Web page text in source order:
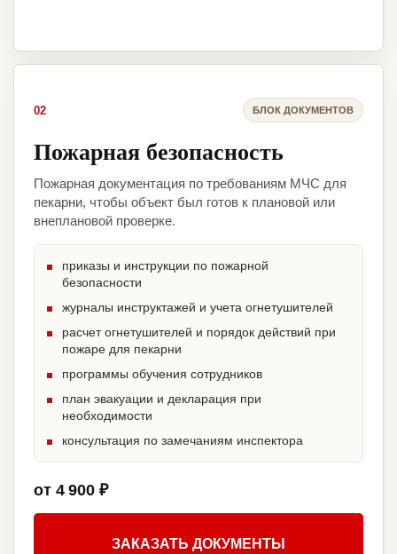
02 БЛОК ДОКУМЕНТОВ
Пожарная безопасность
Пожарная документация по требованиям МЧС для
пекарни, чтобы объект был готов к плановой или
внеплановой проверке.
приказы и инструкции по пожарной
безопасности
журналы инструктажей и учета огнетушителей
расчет огнетушителей и порядок действий при
пожаре для пекарни
программы обучения сотрудников
план эвакуации и декларация при
необходимости
консультация по замечаниям инспектора
от 4 900 ₽
ЗАКАЗАТЬ ДОКУМЕНТЫ